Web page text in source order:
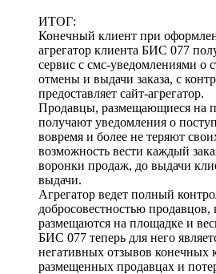
ИТОГ:
Конечный клиент при
агрегатор клиента БИС 077
сервис с смс-уведомлениями о
отмены и выдачи заказа, с
предоставляет сайт-агрегатор.
Продавцы, размещающиеся на
получают уведомления о
вовремя и более не теряют
возможность вести каждый
воронки продаж, до выдачи
выдачи.
Агрегатор ведет полный
добросовестностью продавцов,
размещаются на площадке и
БИС 077 теперь для него
негативных отзывов конечных
размещенных продавцах и